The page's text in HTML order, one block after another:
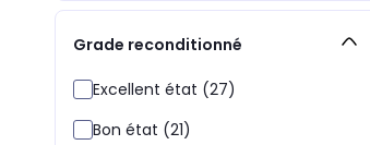
Grade reconditionné
Excellent état (27)
Bon état (21)